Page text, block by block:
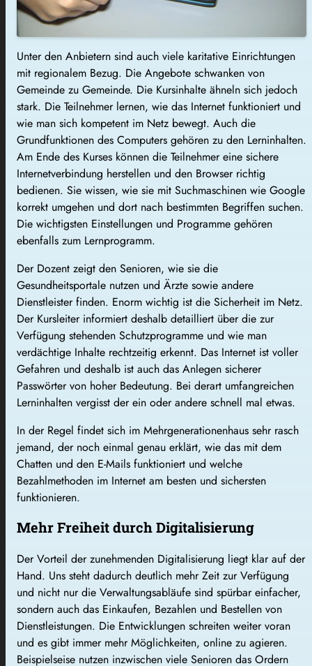
Unter den Anbietern sind auch viele karitative Einrichtungen
mit regionalem Bezug. Die Angebote schwanken von
Gemeinde zu Gemeinde. Die Kursinhalte ähneln sich jedoch
stark. Die Teilnehmer lernen, wie das Internet funktioniert und
wie man sich kompetent im Netz bewegt. Auch die
Grundfunktionen des Computers gehören zu den Lerninhalten.
Am Ende des Kurses können die Teilnehmer eine sichere
Internetverbindung herstellen und den Browser richtig
bedienen. Sie wissen, wie sie mit Suchmaschinen wie Google
korrekt umgehen und dort nach bestimmten Begriffen suchen.
Die wichtigsten Einstellungen und Programme gehören
ebenfalls zum Lernprogramm.
Der Dozent zeigt den Senioren, wie sie die
Gesundheitsportale nutzen und Ärzte sowie andere
Dienstleister finden. Enorm wichtig ist die Sicherheit im Netz.
Der Kursleiter informiert deshalb detailliert über die zur
Verfügung stehenden Schutzprogramme und wie man
verdächtige Inhalte rechtzeitig erkennt. Das Internet ist voller
Gefahren und deshalb ist auch das Anlegen sicherer
Passwörter von hoher Bedeutung. Bei derart umfangreichen
Lerninhalten vergisst der ein oder andere schnell mal etwas.
In der Regel findet sich im Mehrgenerationenhaus sehr rasch
jemand, der noch einmal genau erklärt, wie das mit dem
Chatten und den E-Mails funktioniert und welche
Bezahlmethoden im Internet am besten und sichersten
funktionieren.
Mehr Freiheit durch Digitalisierung
Der Vorteil der zunehmenden Digitalisierung liegt klar auf der
Hand. Uns steht dadurch deutlich mehr Zeit zur Verfügung
und nicht nur die Verwaltungsabläufe sind spürbar einfacher,
sondern auch das Einkaufen, Bezahlen und Bestellen von
Dienstleistungen. Die Entwicklungen schreiten weiter voran
und es gibt immer mehr Möglichkeiten, online zu agieren.
Beispielseise nutzen inzwischen viele Senioren das Ordern